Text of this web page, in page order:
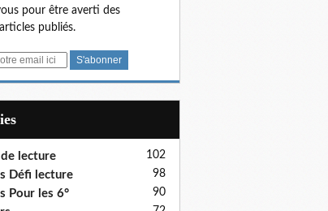
pour être averti des
publiés.
lecture 102
Défi lecture 98
Pour les 6° 90